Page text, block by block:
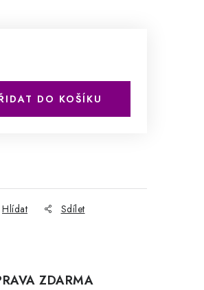
DO KOŠÍKU
Hlídat Sdílet
ZDARMA